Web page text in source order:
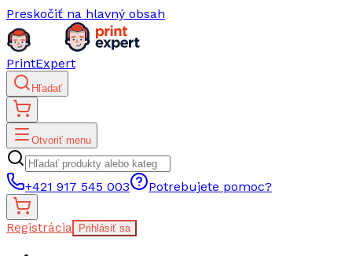
Preskočiť na hlavný obsah
PrintExpert
Hľadať
Otvoriť menu
+421 917 545 003 Potrebujete pomoc?
Registrácia Prihlásiť sa